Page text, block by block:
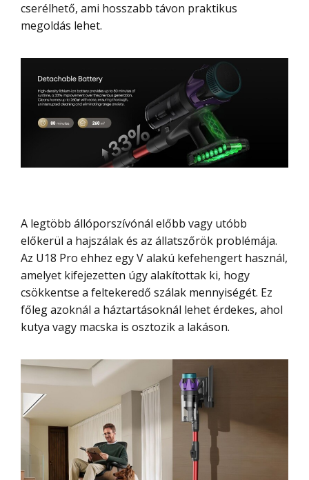
cserélhető, ami hosszabb távon praktikus
megoldás lehet.
A legtöbb állóporszívónál előbb vagy utóbb
előkerül a hajszálak és az állatszőrök problémája.
Az U18 Pro ehhez egy V alakú kefehengert használ,
amelyet kifejezetten úgy alakítottak ki, hogy
csökkentse a feltekeredő szálak mennyiségét. Ez
főleg azoknál a háztartásoknál lehet érdekes, ahol
kutya vagy macska is osztozik a lakáson.